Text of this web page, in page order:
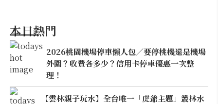
本日熱門
2026桃園機場停車懶人包／要停桃機還是機場
外圍？收費各多少？信用卡停車優惠一次整
理！
【雲林親子玩水】全台唯一「虎爺主題」叢林水